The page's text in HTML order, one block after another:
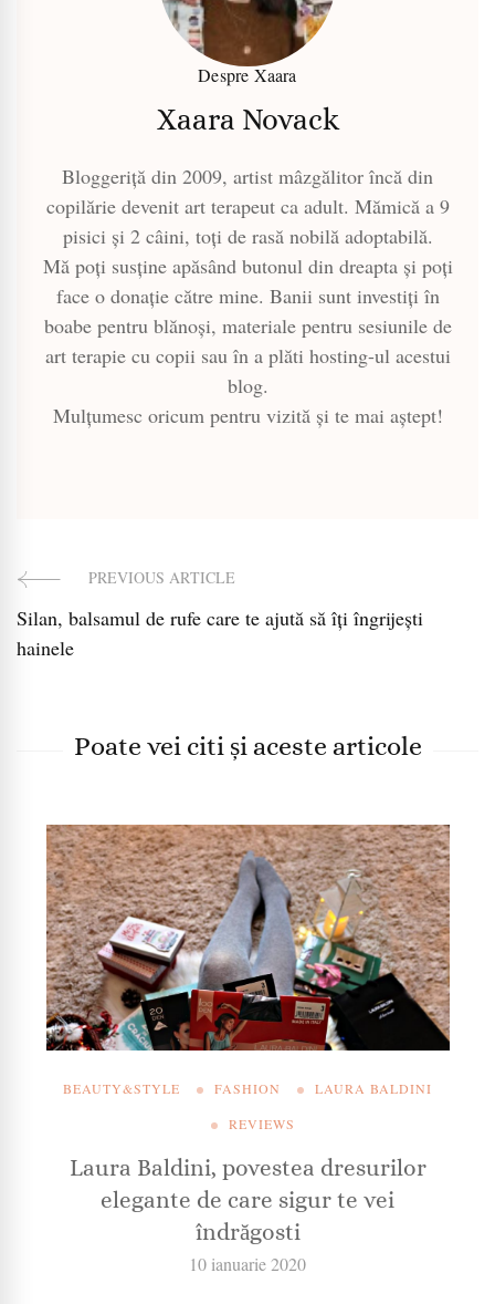
Despre Xaara
Xaara Novack
Bloggeriță din 2009, artist mâzgălitor încă din
copilărie devenit art terapeut ca adult. Mămică a 9
pisici și 2 câini, toți de rasă nobilă adoptabilă.
Mă poți susține apăsând butonul din dreapta și poți
face o donație către mine. Banii sunt investiți în
boabe pentru blănoși, materiale pentru sesiunile de
art terapie cu copii sau în a plăti hosting-ul acestui
blog.
Mulțumesc oricum pentru vizită și te mai aștept!
Post
Navigation
PREVIOUS ARTICLE
Silan, balsamul de rufe care te ajută să îți îngrijești
hainele
Poate vei citi și aceste articole
BEAUTY&STYLE FASHION
LAURA BALDINI
REVIEWS
Laura Baldini, povestea dresurilor
elegante de care sigur te vei
îndrăgosti
10 ianuarie 2020